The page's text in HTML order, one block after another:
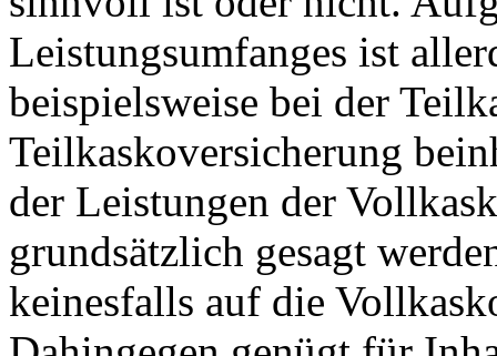
Leistungsumfanges ist
beispielsweise bei der
Teilkaskoversicherung
der Leistungen der
grundsätzlich gesagt
keinesfalls auf die